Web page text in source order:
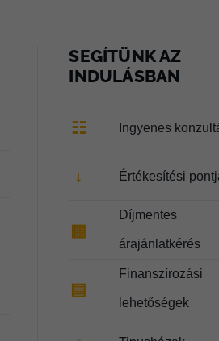
SEGÍTÜNK AZ
INDULÁSBAN
☷ Ingyenes
↓ Értékesítési
▦
Díjmentes
árajánlatkérés
▤
Finanszírozási
lehetőségek